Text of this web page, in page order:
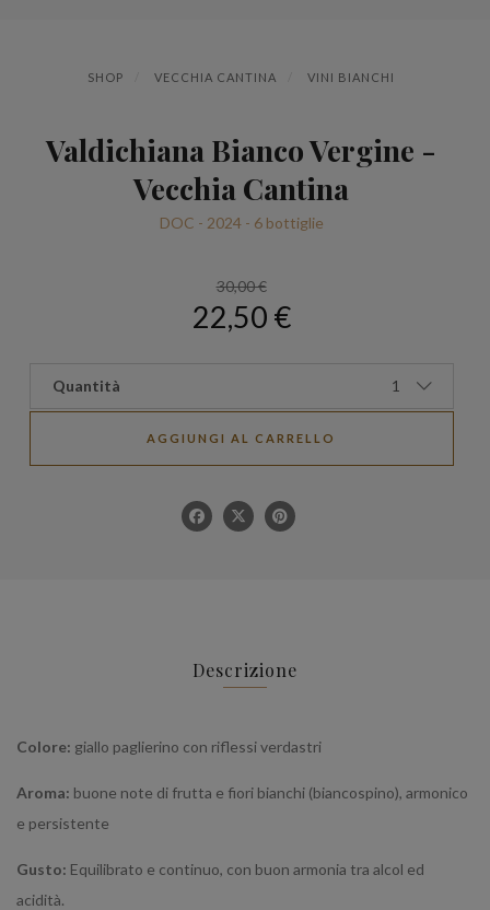
SHOP VECCHIA CANTINA VINI BIANCHI
Valdichiana Bianco Vergine -
Vecchia Cantina
DOC - 2024 - 6 bottiglie
30,00 €
22,50 €
Quantità 1
AGGIUNGI AL CARRELLO
Descrizione
Colore: giallo paglierino con riflessi verdastri
Aroma: buone note di frutta e fiori bianchi (biancospino), armonico
e persistente
Gusto: Equilibrato e continuo, con buon armonia tra alcol ed
acidità.